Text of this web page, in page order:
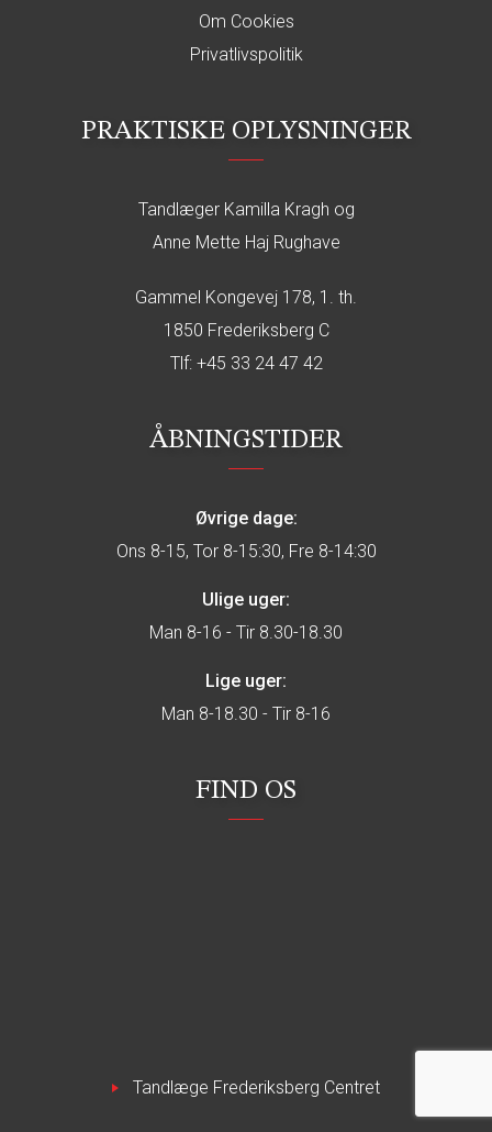
Om Cookies
Privatlivspolitik
PRAKTISKE OPLYSNINGER
Tandlæger Kamilla Kragh og
Anne Mette Haj Rughave
Gammel Kongevej 178, 1. th.
1850 Frederiksberg C
Tlf: +45 33 24 47 42
ÅBNINGSTIDER
Øvrige dage:
Ons 8-15, Tor 8-15:30, Fre 8-14:30
Ulige uger:
Man 8-16 - Tir 8.30-18.30
Lige uger:
Man 8-18.30 - Tir 8-16
FIND OS
Tandlæge Frederiksberg Centret